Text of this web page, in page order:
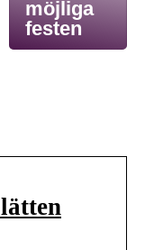
möjliga
festen